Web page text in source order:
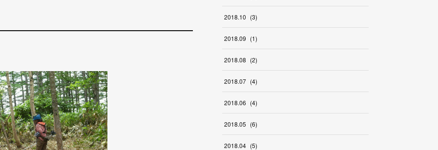
2018.10 (3)
2018.09 (1)
2018.08 (2)
2018.07 (4)
2018.06 (4)
2018.05 (6)
2018.04 (5)